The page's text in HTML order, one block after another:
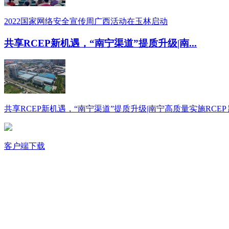
2022国家网络安全宣传周广西活动在玉林启动
共享RCEP新机遇，“南宁渠道”提质升级|南...
共享RCEP新机遇，“南宁渠道”提质升级|南宁高质量实施RCEP
客户端下载